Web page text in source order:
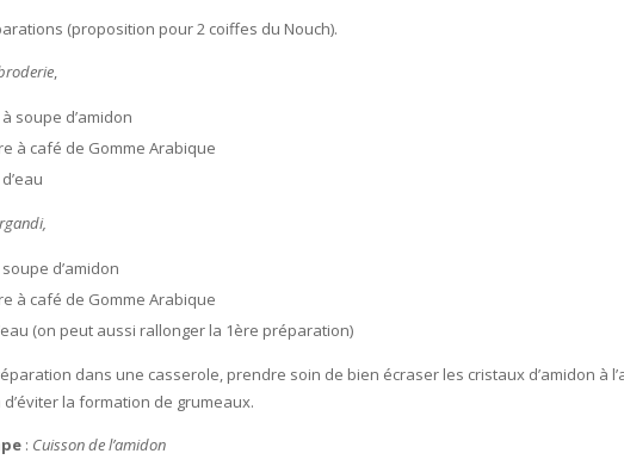
(proposition pour 2 coiffes du Nouch).
,
soupe d’amidon
à café de Gomme Arabique
d’amidon
à café de Gomme Arabique
(on peut aussi rallonger la 1ère préparation)
dans une casserole, prendre soin de bien écraser les cristaux d’amidon à
la formation de grumeaux.
: Cuisson de l’amidon